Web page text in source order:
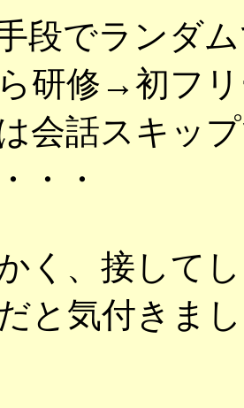
段でランダ
研修→初フ
会話スキッ
・・
く、接して
と気付きま